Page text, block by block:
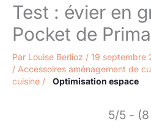
Test : évier en
Pocket de
Par Louise Berlioz / 19 septembre
/ Accessoires aménagement de
cuisine / Optimisation espace
5/5 -